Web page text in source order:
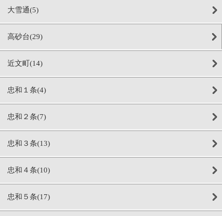
大雪通(5)
高砂台(29)
近文町(14)
忠和１条(4)
忠和２条(7)
忠和３条(13)
忠和４条(10)
忠和５条(17)